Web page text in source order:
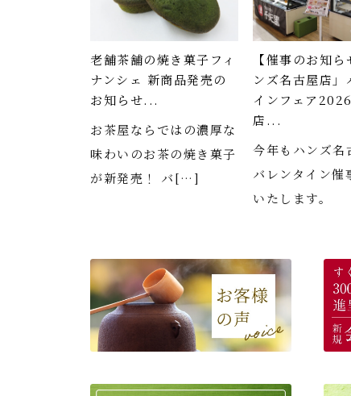
老舗茶舗の焼き菓子フィ
ナンシェ 新商品発売の
お知らせ...
お茶屋ならではの濃厚な
味わいのお茶の焼き菓子
が新発売！ バ[…]
【催事のお知ら
ンズ名古屋店」
インフェア
店...
今年もハンズ名
バレンタイン催
いたします。